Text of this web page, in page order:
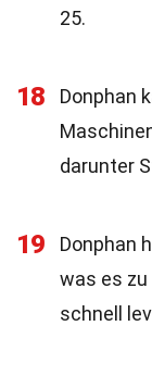
25.
18
Donphan
darunter
19
Donphan
was es
schnell